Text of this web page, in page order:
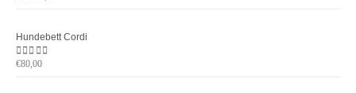
Hundebett Cordi
0von 5
€80,00